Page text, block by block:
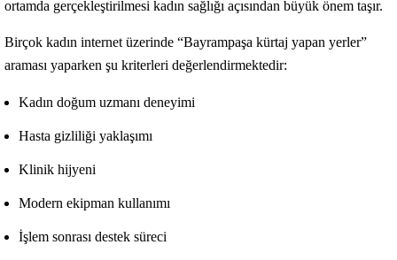
ortamda gerçekleştirilmesi kadın sağlığı açısından büyük önem taşır.
Birçok kadın internet üzerinde “Bayrampaşa kürtaj yapan yerler”
araması yaparken şu kriterleri değerlendirmektedir:
Kadın doğum uzmanı deneyimi
Hasta gizliliği yaklaşımı
Klinik hijyeni
Modern ekipman kullanımı
İşlem sonrası destek süreci